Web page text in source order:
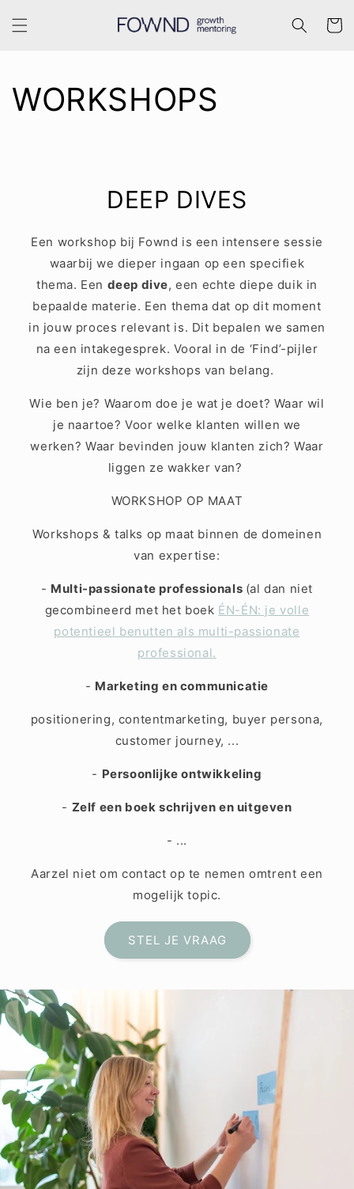
naar de
content
WORKSHOPS
DEEP DIVES
Een workshop bij Fownd is een intensere sessie
waarbij we dieper ingaan op een specifiek
thema. Een deep dive, een echte diepe duik in
bepaalde materie. Een thema dat op dit moment
in jouw proces relevant is. Dit bepalen we samen
na een intakegesprek. Vooral in de ‘Find’-pijler
zijn deze workshops van belang.
Wie ben je? Waarom doe je wat je doet? Waar wil
je naartoe? Voor welke klanten willen we
werken? Waar bevinden jouw klanten zich? Waar
liggen ze wakker van?
WORKSHOP OP MAAT
Workshops & talks op maat binnen de domeinen
van expertise:
- Multi-passionate professionals (al dan niet
gecombineerd met het boek ÉN-ÉN: je volle
potentieel benutten als multi-passionate
professional.
- Marketing en communicatie
positionering, contentmarketing, buyer persona,
customer journey, ...
- Persoonlijke ontwikkeling
- Zelf een boek schrijven en uitgeven
- ...
Aarzel niet om contact op te nemen omtrent een
mogelijk topic.
STEL JE VRAAG